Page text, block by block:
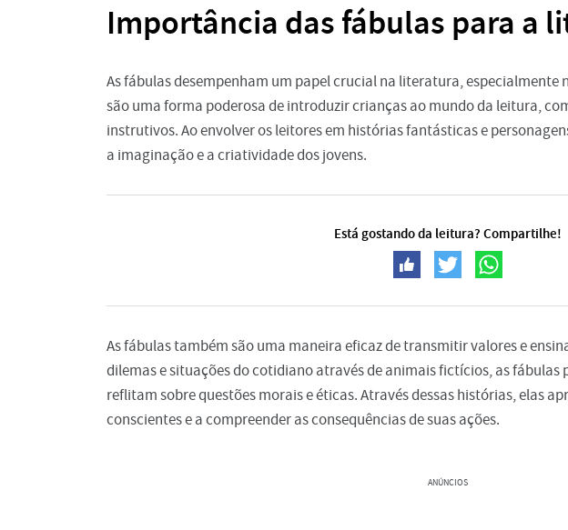
Importância das fábulas para a
As fábulas desempenham um papel crucial na literatura,
são uma forma poderosa de introduzir crianças ao mundo da leitura,
instrutivos. Ao envolver os leitores em histórias fantásticas e
a imaginação e a criatividade dos jovens.
Está gostando da leitura? Compartilhe!
As fábulas também são uma maneira eficaz de transmitir valores e
dilemas e situações do cotidiano através de animais fictícios, as fábulas
reflitam sobre questões morais e éticas. Através dessas histórias, elas
conscientes e a compreender as consequências de suas ações.
ANÚNCIOS